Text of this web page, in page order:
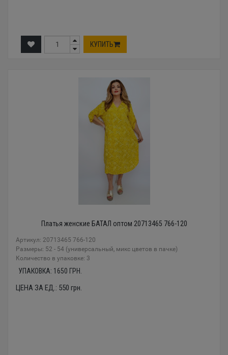
КУПИТЬ
Платья женские БАТАЛ оптом 20713465 766-120
Артикул: 20713465 766-120
Размеры: 52 - 54 (универсальный, микс цветов в пачке)
Количество в упаковке: 3
УПАКОВКА: 1650 ГРН.
ЦЕНА ЗА ЕД.: 550 грн.